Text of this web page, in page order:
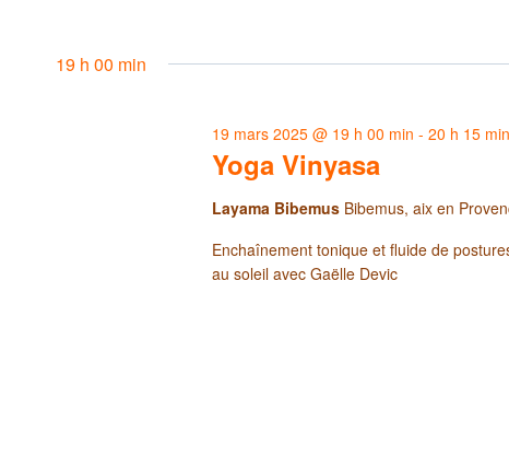
19 h 00 min
Yoga Vinyasa
19 mars 2025 @ 19 h 00 min -20 h 15 min
Layama Bibemus Bibemus, aix en
Enchaînement tonique et fluide de
au soleil avec Gaëlle Devic